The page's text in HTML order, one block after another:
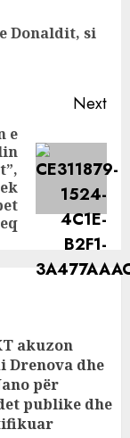
Donaldit, si
Next
e
akuzon
dhe
për
publike dhe